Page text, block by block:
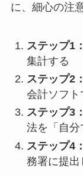
に、細心の注
ステップ1
集計する
ステップ2
会計ソフト
ステップ3
法を「自分
ステップ4
務署に提出